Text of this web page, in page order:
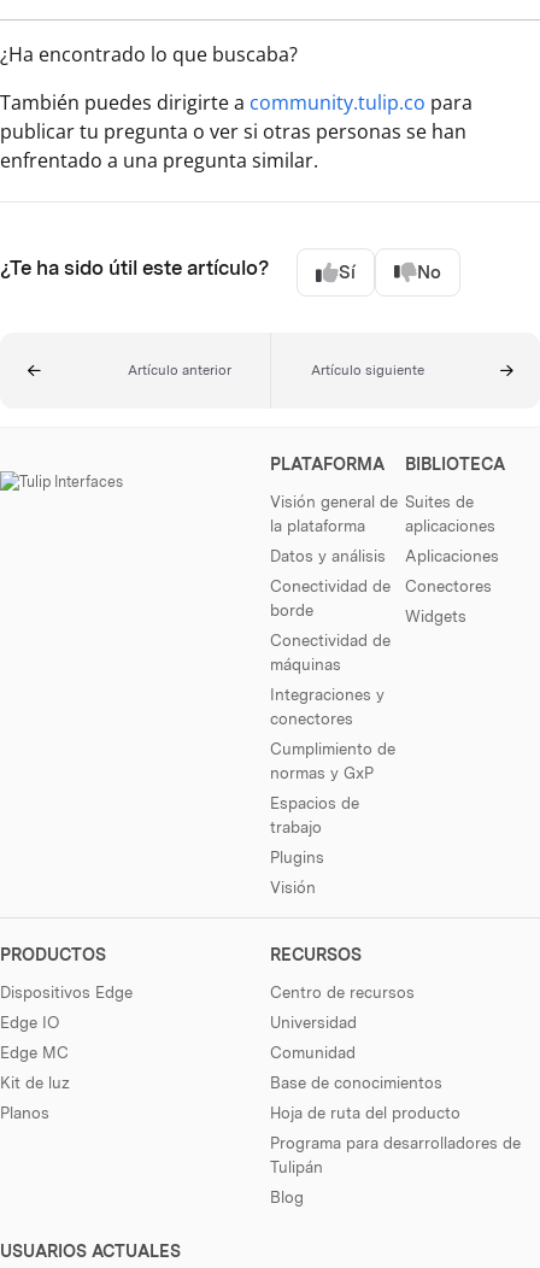
¿Ha encontrado lo que buscaba?
También puedes dirigirte a community.tulip.co para
publicar tu pregunta o ver si otras personas se han
enfrentado a una pregunta similar.
¿Te ha sido útil este artículo? Sí No
Artículo anterior Artículo siguiente
PLATAFORMA
Visión general de
la plataforma
Datos y análisis
Conectividad de
borde
Conectividad de
máquinas
Integraciones y
conectores
Cumplimiento de
normas y GxP
Espacios de
trabajo
Plugins
Visión
BIBLIOTECA
Suites de
aplicaciones
Aplicaciones
Conectores
Widgets
PRODUCTOS
Dispositivos Edge
Edge IO
Edge MC
Kit de luz
Planos
RECURSOS
Centro de recursos
Universidad
Comunidad
Base de conocimientos
Hoja de ruta del producto
Programa para desarrolladores de
Tulipán
Blog
USUARIOS ACTUALES